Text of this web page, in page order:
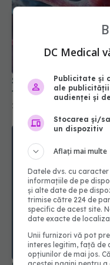
Substanța care
toxice găsite în
24 feb 2026, 15:03
DC Medical
Publicitate și
ale
audienței și
Stocarea și/
un dispozitiv
Aflați mai multe
Datele dvs. cu
informațiile de pe
și alte date de pe
trimise către 224 de
specific de acest site.
date exacte de
Unii furnizori vă pot
interes legitim, față de
opțiunilor de mai jos.